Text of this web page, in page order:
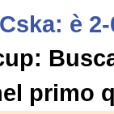
è
primo